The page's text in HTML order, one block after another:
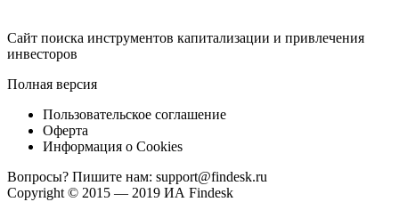
Cайт поиска инструментов капитализации и привлечения
инвесторов
Полная версия
Пользовательское соглашение
Оферта
Информация о Cookies
Вопросы? Пишите нам: support@findesk.ru
Copyright © 2015 — 2019 ИА Findesk